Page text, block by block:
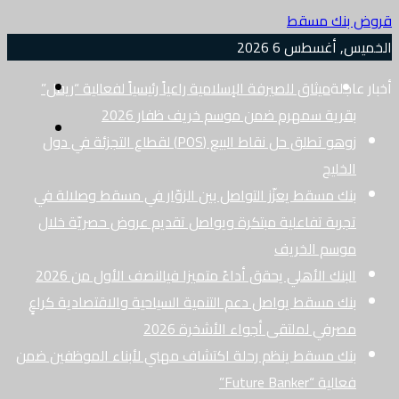
قروض بنك مسقط
الخميس, أغسطس 6 2026
أخبار عاجلةميثاق للصيرفة الإسلامية راعياً رئيسياً لفعالية “ريفل”
بقرية سمهرم ضمن موسم خريف ظفار 2026
زوهو تطلق حل نقاط البيع (POS) لقطاع التجزئة في دول
الخليج
بنك مسقط يعزّز التواصل بين الزوّار في مسقط وصلالة في
تجربة تفاعلية مبتكرة ويواصل تقديم عروض حصريّة خلال
موسم الخريف
البنك الأهلي يحقق أداءً متميزا فيالنصف الأول من 2026
بنك مسقط يواصل دعم التنمية السياحية والاقتصادية كراعٍ
مصرفي لملتقى أجواء الأشخرة 2026
بنك مسقط ينظم رحلة اكتشاف مهني لأبناء الموظفين ضمن
فعالية “Future Banker”
بحث